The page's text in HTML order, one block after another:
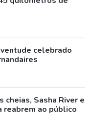
celebrado
cheias, Sasha River e
reabrem ao público